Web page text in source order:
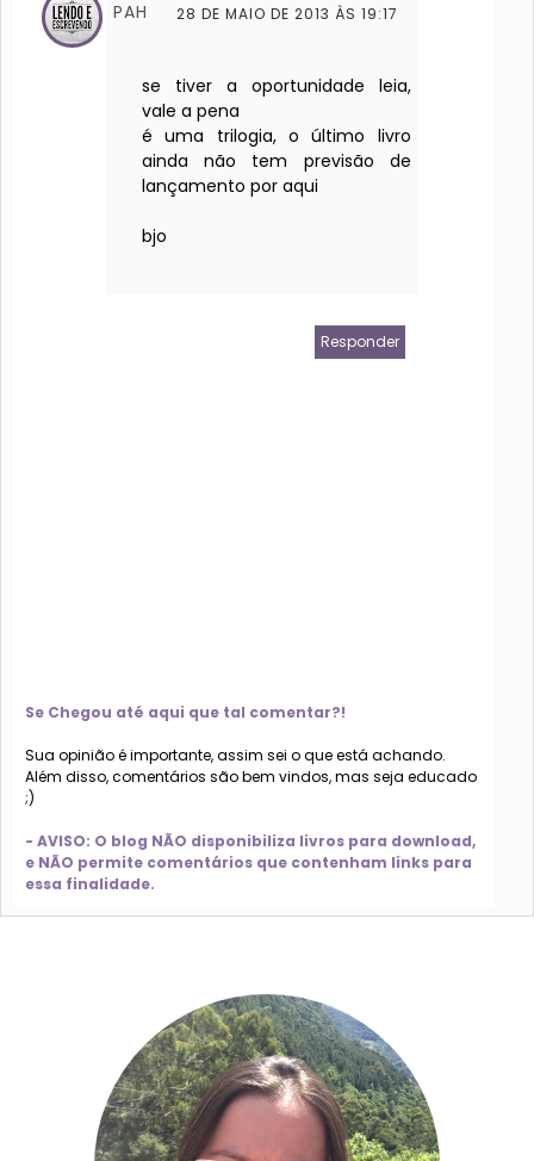
PAH 28 DE MAIO DE 2013 ÀS 19:17
se tiver a oportunidade leia,
vale a pena
é uma trilogia, o último livro
ainda não tem previsão de
lançamento por aqui
bjo
Responder
Se Chegou até aqui que tal comentar?!
Sua opinião é importante, assim sei o que está achando.
Além disso, comentários são bem vindos, mas seja educado
;)
- AVISO: O blog NÃO disponibiliza livros para download,
e NÃO permite comentários que contenham links para
essa finalidade.